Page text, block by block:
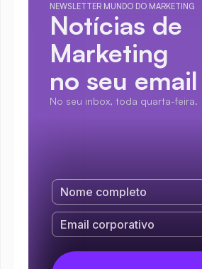
NEWSLETTER MUNDO DO MARKETING
Notícias de
Marketing
no seu email
No seu inbox, toda quarta-feira.